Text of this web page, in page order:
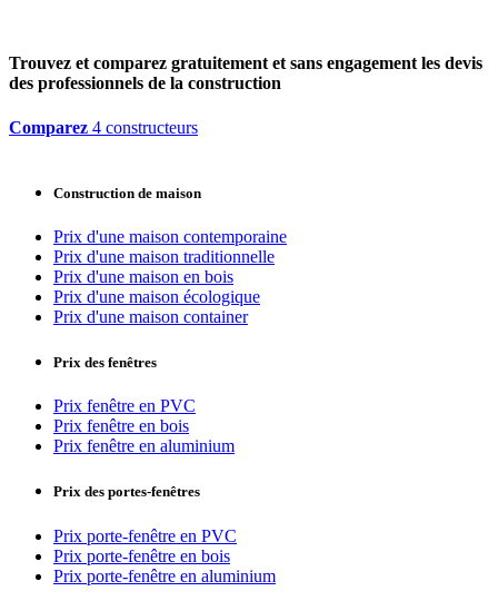
Trouvez et comparez gratuitement et sans engagement les devis
des professionnels de la construction
Comparez 4 constructeurs
Construction de maison
Prix d'une maison contemporaine
Prix d'une maison traditionnelle
Prix d'une maison en bois
Prix d'une maison écologique
Prix d'une maison container
Prix des fenêtres
Prix fenêtre en PVC
Prix fenêtre en bois
Prix fenêtre en aluminium
Prix des portes-fenêtres
Prix porte-fenêtre en PVC
Prix porte-fenêtre en bois
Prix porte-fenêtre en aluminium